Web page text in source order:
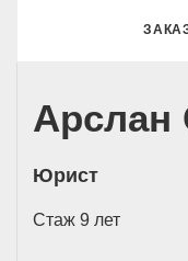
Арслан
Юрист
Стаж 9 лет